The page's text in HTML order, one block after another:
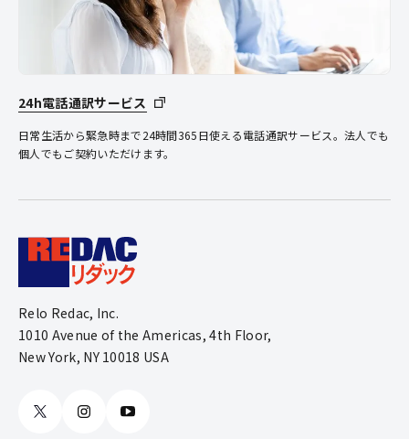
24h電話通訳サービス
日常生活から緊急時まで24時間365日使える電話通訳サービス。法人でも
個人でもご契約いただけます。
Relo Redac, Inc.
1010 Avenue of the Americas, 4th Floor,
New York, NY 10018 USA